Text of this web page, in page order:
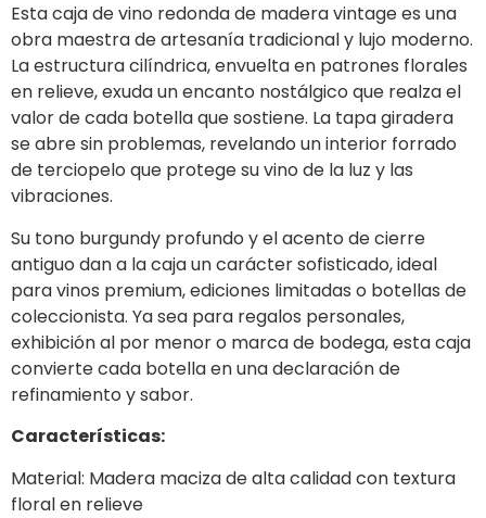
Esta caja de vino redonda de madera vintage es una
obra maestra de artesanía tradicional y lujo moderno.
La estructura cilíndrica, envuelta en patrones florales
en relieve, exuda un encanto nostálgico que realza el
valor de cada botella que sostiene. La tapa giradera
se abre sin problemas, revelando un interior forrado
de terciopelo que protege su vino de la luz y las
vibraciones.
Su tono burgundy profundo y el acento de cierre
antiguo dan a la caja un carácter sofisticado, ideal
para vinos premium, ediciones limitadas o botellas de
coleccionista. Ya sea para regalos personales,
exhibición al por menor o marca de bodega, esta caja
convierte cada botella en una declaración de
refinamiento y sabor.
Características:
Material: Madera maciza de alta calidad con textura
floral en relieve